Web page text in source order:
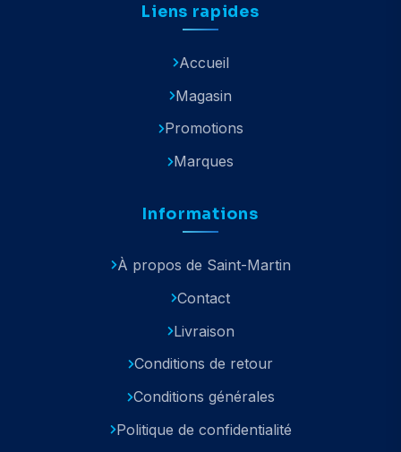
Liens rapides
Accueil
Magasin
Promotions
Marques
Informations
À propos de Saint-Martin
Contact
Livraison
Conditions de retour
Conditions générales
Politique de confidentialité